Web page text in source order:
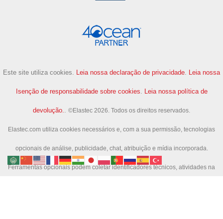
Este site utiliza cookies. Leia nossa declaração de privacidade. Leia nossa
Isenção de responsabilidade sobre cookies. Leia nossa política de
devolução.. ©Elastec 2026. Todos os direitos reservados.
Elastec.com utiliza cookies necessários e, com a sua permissão, tecnologias
opcionais de análise, publicidade, chat, atribuição e mídia incorporada.
Ferramentas opcionais podem coletar identificadores técnicos, atividades na